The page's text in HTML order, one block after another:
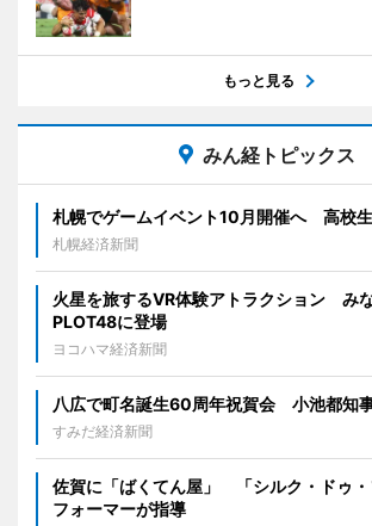
もっと見る
みん経トピックス
札幌でゲームイベント10月開催へ 高校
札幌経済新聞
火星を旅するVR体験アトラクション み
PLOT48に登場
ヨコハマ経済新聞
八広で町名誕生60周年祝賀会 小池都知
すみだ経済新聞
佐賀に「ばくてん屋」 「シルク・ドゥ
フォーマーが指導